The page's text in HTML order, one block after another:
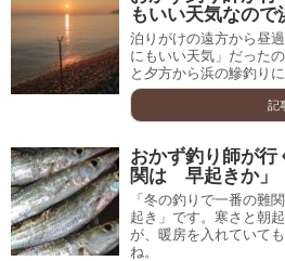
もいい天気なので
泊りがけの遠方から昼
にもいい天気」だった
と夕方から浜の鰺釣り
記
おかず釣り師が
関は 早起きか」
「冬の釣りで一番の難
起き」です。寒さと朝
が、暖房を入れていて
ね。